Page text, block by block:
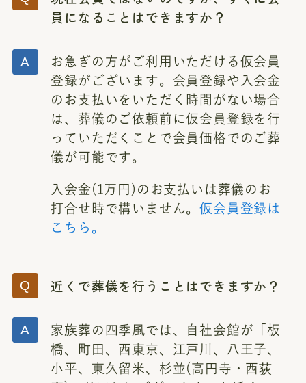
員になることはできますか？
お急ぎの方がご利用いただける仮会員
登録がございます。会員登録や入会金
のお支払いをいただく時間がない場合
は、葬儀のご依頼前に仮会員登録を行
っていただくことで会員価格でのご葬
儀が可能です。
入会金(1万円)のお支払いは葬儀のお
打合せ時で構いません。仮会員登録は
こちら。
近くで葬儀を行うことはできますか？
家族葬の四季風では、自社会館が「板
橋、町田、西東京、江戸川、八王子、
小平、東久留米、杉並(高円寺・西荻